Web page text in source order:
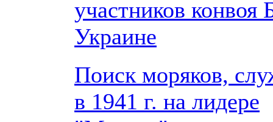
участников конвоя
Украине
Поиск моряков,
в 1941 г. на лидере